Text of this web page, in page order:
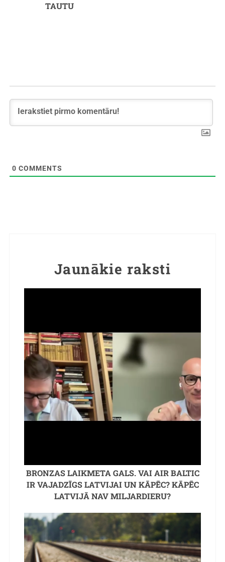
TAUTU
0 COMMENTS
Jaunākie raksti
BRONZAS LAIKMETA GALS. VAI AIR BALTIC
IR VAJADZĪGS LATVIJAI UN KĀPĒC? KĀPĒC
LATVIJĀ NAV MILJARDIERU?